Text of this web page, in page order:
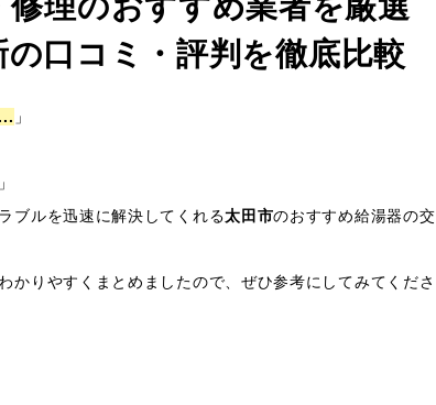
口コミ・評判を徹底比較
」
」
ブルを迅速に解決してくれる太田市のおすすめ給湯器の交
かりやすくまとめましたので、ぜひ参考にしてみてくださ